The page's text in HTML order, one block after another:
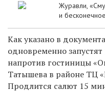
Журавли,
и
Как указано в
одновременно
напротив гостиницы
Татышева в районе ТЦ
Продлится салют 15